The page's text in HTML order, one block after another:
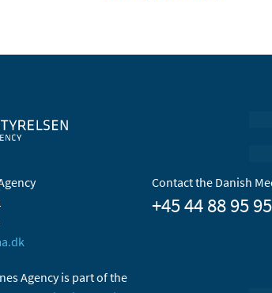
Agency is part of the
Contact the Danish
+45 44 88 95